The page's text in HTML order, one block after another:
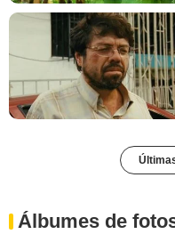
Álbumes de